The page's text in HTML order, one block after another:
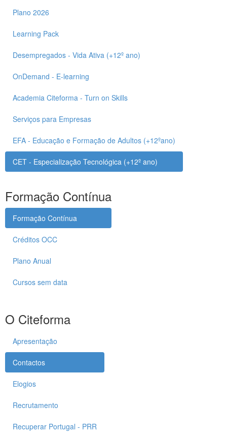
Plano 2026
Learning Pack
Desempregados - Vida Ativa (+12º ano)
OnDemand - E-learning
Academia Citeforma - Turn on Skills
Serviços para Empresas
EFA - Educação e Formação de Adultos (+12ºano)
CET - Especialização Tecnológica (+12º ano)
Formação Contínua
Formação Contínua
Créditos OCC
Plano Anual
Cursos sem data
O Citeforma
Apresentação
Contactos
Elogios
Recrutamento
Recuperar Portugal - PRR